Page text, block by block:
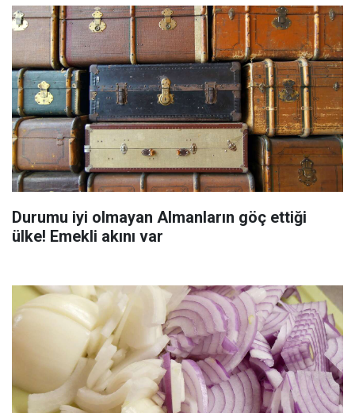
Durumu iyi olmayan Almanların göç ettiği
ülke! Emekli akını var